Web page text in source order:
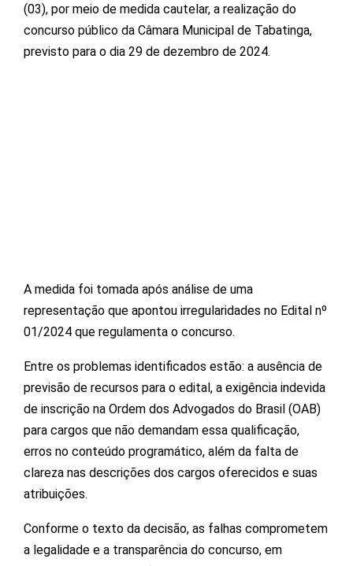
(03), por meio de medida cautelar, a realização do
concurso público da Câmara Municipal de Tabatinga,
previsto para o dia 29 de dezembro de 2024.
A medida foi tomada após análise de uma
representação que apontou irregularidades no Edital nº
01/2024 que regulamenta o concurso.
Entre os problemas identificados estão: a ausência de
previsão de recursos para o edital, a exigência indevida
de inscrição na Ordem dos Advogados do Brasil (OAB)
para cargos que não demandam essa qualificação,
erros no conteúdo programático, além da falta de
clareza nas descrições dos cargos oferecidos e suas
atribuições.
Conforme o texto da decisão, as falhas comprometem
a legalidade e a transparência do concurso, em